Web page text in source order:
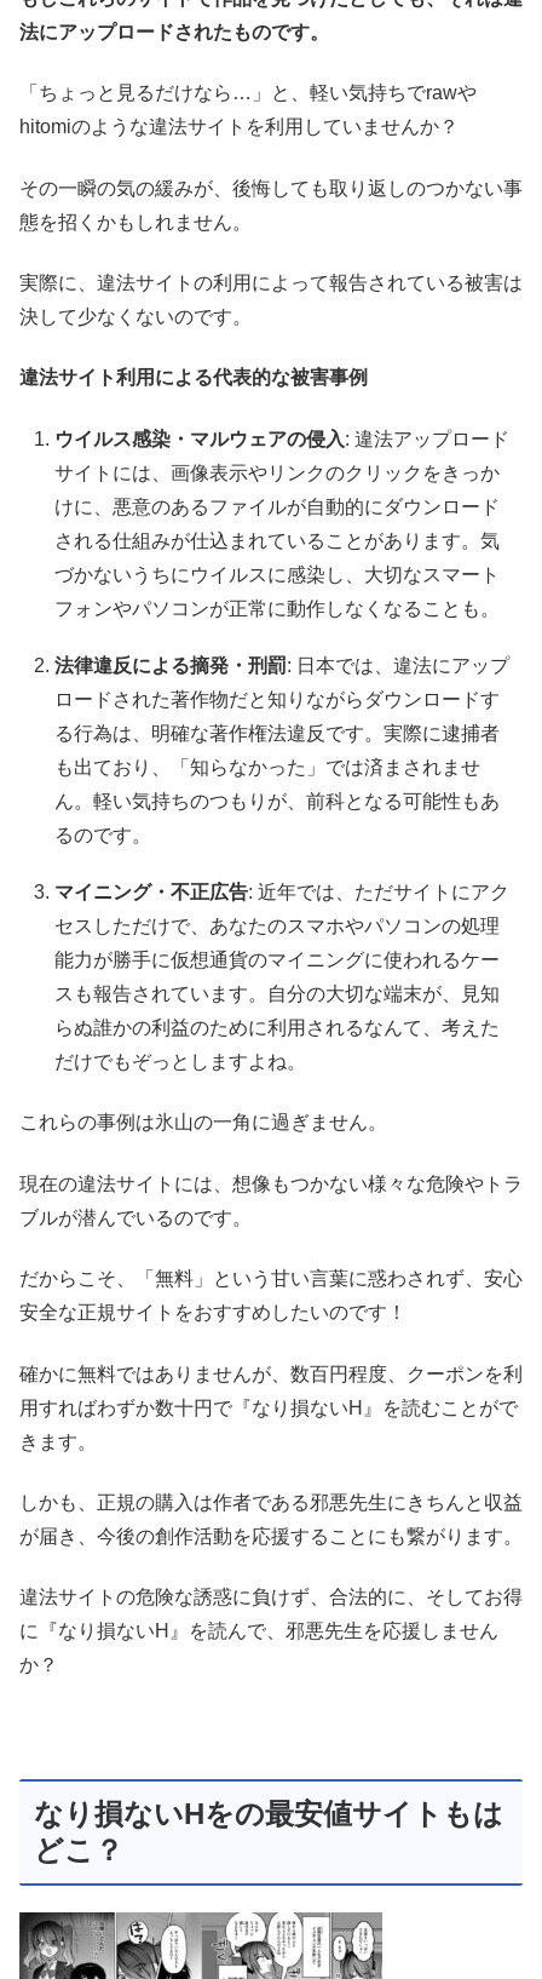
法にアップロードされたものです。
「ちょっと見るだけなら…」と、軽い気持ちでrawや
hitomiのような違法サイトを利用していませんか？
その一瞬の気の緩みが、後悔しても取り返しのつかない事
態を招くかもしれません。
実際に、違法サイトの利用によって報告されている被害は
決して少なくないのです。
違法サイト利用による代表的な被害事例
ウイルス感染・マルウェアの侵入: 違法アップロード
サイトには、画像表示やリンクのクリックをきっか
けに、悪意のあるファイルが自動的にダウンロード
される仕組みが仕込まれていることがあります。気
づかないうちにウイルスに感染し、大切なスマート
フォンやパソコンが正常に動作しなくなることも。
法律違反による摘発・刑罰: 日本では、違法にアップ
ロードされた著作物だと知りながらダウンロードす
る行為は、明確な著作権法違反です。実際に逮捕者
も出ており、「知らなかった」では済まされませ
ん。軽い気持ちのつもりが、前科となる可能性もあ
るのです。
マイニング・不正広告: 近年では、ただサイトにアク
セスしただけで、あなたのスマホやパソコンの処理
能力が勝手に仮想通貨のマイニングに使われるケー
スも報告されています。自分の大切な端末が、見知
らぬ誰かの利益のために利用されるなんて、考えた
だけでもぞっとしますよね。
これらの事例は氷山の一角に過ぎません。
現在の違法サイトには、想像もつかない様々な危険やトラ
ブルが潜んでいるのです。
だからこそ、「無料」という甘い言葉に惑わされず、安心
安全な正規サイトをおすすめしたいのです！
確かに無料ではありませんが、数百円程度、クーポンを利
用すればわずか数十円で『なり損ないH』を読むことがで
きます。
しかも、正規の購入は作者である邪悪先生にきちんと収益
が届き、今後の創作活動を応援することにも繋がります。
違法サイトの危険な誘惑に負けず、合法的に、そしてお得
に『なり損ないH』を読んで、邪悪先生を応援しません
か？
なり損ないHをの最安値サイトもは
どこ？